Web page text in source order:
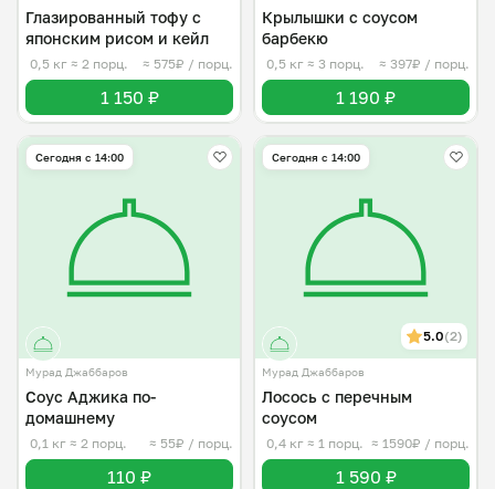
Глазированный тофу с
японским рисом и кейл
0,5 кг ≈ 2 порц. ≈ 575₽ / порц.
1 150 ₽
Крылышки с соусом
барбекю
0,5 кг ≈ 3 порц. ≈ 397₽ / порц.
1 190 ₽
Сегодня с 14:00
Мурад Джаббаров
Соус Аджика по-
домашнему
0,1 кг ≈ 2 порц. ≈ 55₽ / порц.
110 ₽
Сегодня с 14:00
5.0(2)
Мурад Джаббаров
Лосось с перечным
соусом
0,4 кг ≈ 1 порц. ≈ 1590₽ / порц.
1 590 ₽